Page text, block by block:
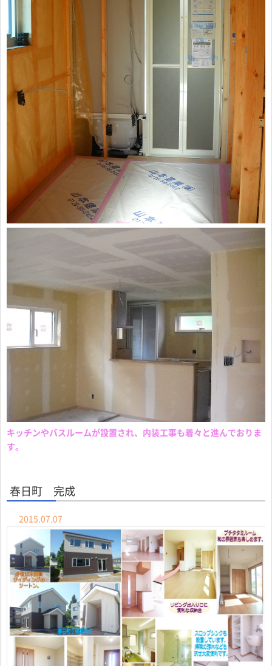
キッチンやバスルームが設置され、内装工事も着々と進んでおりま
す。
春日町 完成
2015.07.07